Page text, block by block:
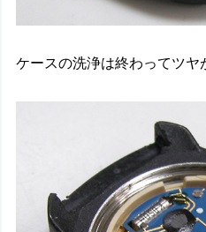
ケースの洗浄は終わってツヤ